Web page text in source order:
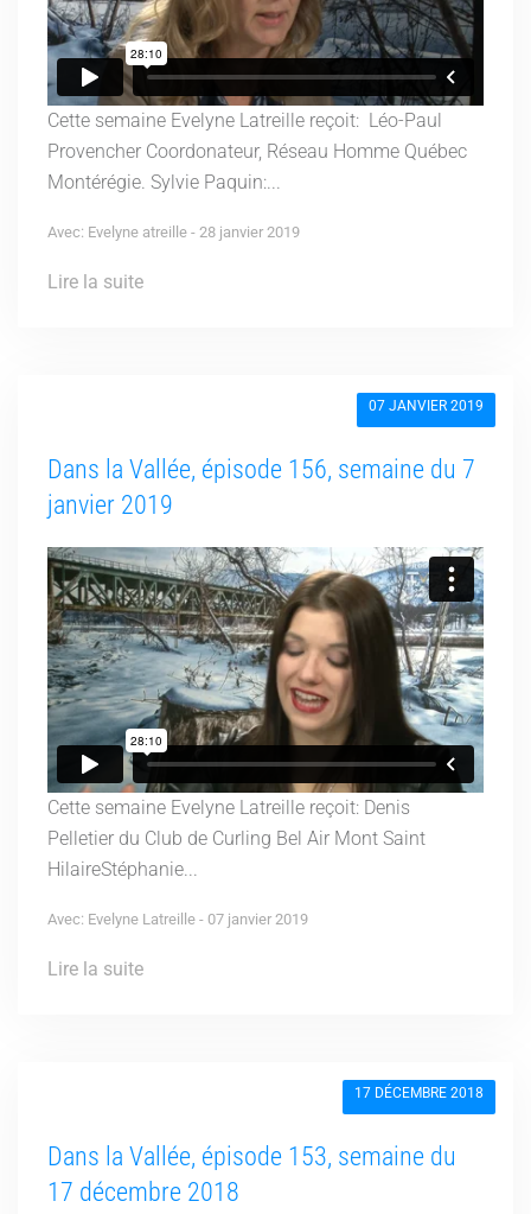
Cette semaine Evelyne Latreille reçoit: Léo-Paul
Provencher Coordonateur, Réseau Homme Québec
Montérégie. Sylvie Paquin:...
Avec: Evelyne atreille - 28 janvier 2019
Lire la suite
07 JANVIER 2019
Dans la Vallée, épisode 156, semaine du 7
janvier 2019
Cette semaine Evelyne Latreille reçoit: Denis
Pelletier du Club de Curling Bel Air Mont Saint
HilaireStéphanie...
Avec: Evelyne Latreille - 07 janvier 2019
Lire la suite
17 DÉCEMBRE 2018
Dans la Vallée, épisode 153, semaine du
17 décembre 2018